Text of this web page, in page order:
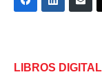
LIBROS